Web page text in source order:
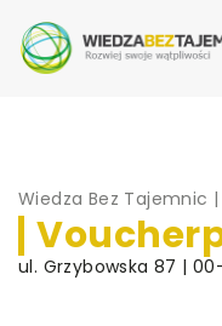
Wiedza Bez Tajemnic |
ul. Grzybowska 87 |